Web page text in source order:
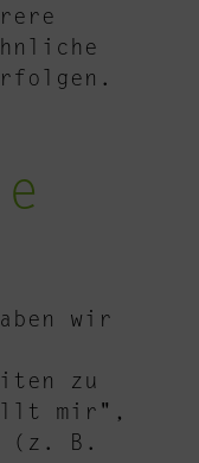
wir
zu
mir",
(z. B.